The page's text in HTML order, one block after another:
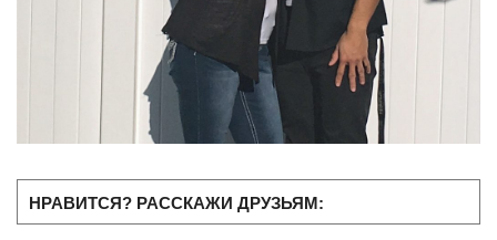
НРАВИТСЯ? РАССКАЖИ ДРУЗЬЯМ: